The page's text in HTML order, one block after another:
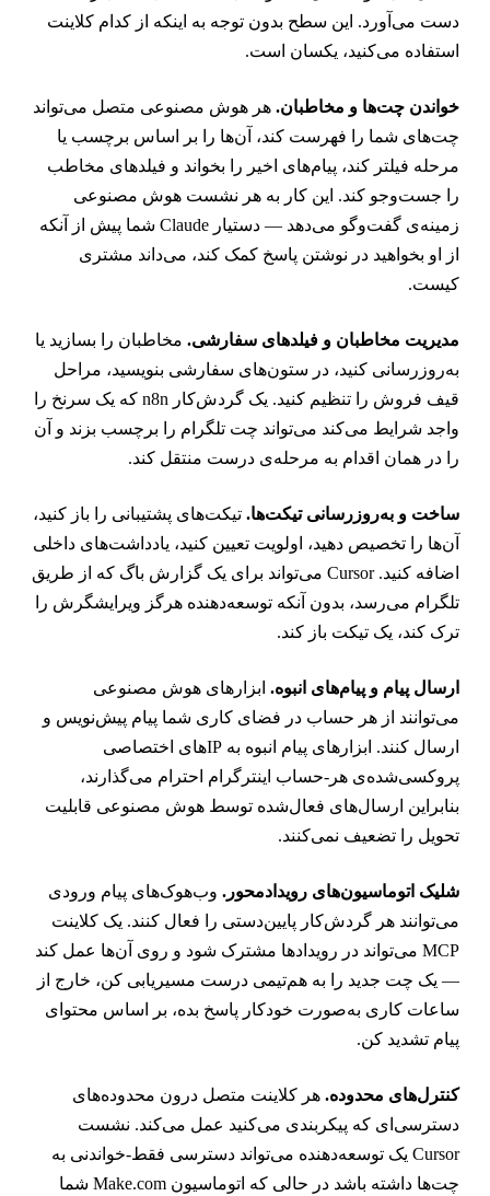
می‌آورد. این سطح بدون توجه به اینکه از کدام کلاینت
می‌کنید، یکسان است.
چت‌ها و مخاطبان.هر هوش مصنوعی متصل می‌تواند
شما را فهرست کند، آن‌ها را بر اساس برچسب یا
فیلتر کند، پیام‌های اخیر را بخواند و فیلدهای مخاطب
جست‌وجو کند. این کار به هر نشست هوش مصنوعی
زمینه‌ی گفت‌وگو می‌دهد — دستیار Claude شما پیش از آنکه
او بخواهید در نوشتن پاسخ کمک کند، می‌داند مشتری
مخاطبان و فیلدهای سفارشی. مخاطبان را بسازید یا
کنید، در ستون‌های سفارشی بنویسید، مراحل
قیف فروش را تنظیم کنید. یک گردش‌کار n8n که یک سرنخ را
شرایط می‌کند می‌تواند چت تلگرام را برچسب بزند و آن
در همان اقدام به مرحله‌ی درست منتقل کند.
و به‌روزرسانی تیکت‌ها.تیکت‌های پشتیبانی را باز کنید،
را تخصیص دهید، اولویت تعیین کنید، یادداشت‌های داخلی
اضافه کنید. Cursor می‌تواند برای یک گزارش باگ که از طریق
می‌رسد، بدون آنکه توسعه‌دهنده هرگز ویرایشگرش را
کند، یک تیکت باز کند.
پیام و پیام‌های انبوه. ابزارهای هوش مصنوعی
از هر حساب در فضای کاری شما پیام پیش‌نویس و
ارسال کنند. ابزارهای پیام انبوه به IPهای اختصاصی
هر-حساب اینترگرام احترام می‌گذارند،
ارسال‌های فعال‌شده توسط هوش مصنوعی قابلیت
را تضعیف نمی‌کنند.
اتوماسیون‌های رویدادمحور.وب‌هوک‌های پیام ورودی
هر گردش‌کار پایین‌دستی را فعال کنند. یک کلاینت
MCP می‌تواند در رویدادها مشترک شود و روی آن‌ها عمل کند
یک چت جدید را به هم‌تیمی درست مسیریابی کن، خارج از
کاری به‌صورت خودکار پاسخ بده، بر اساس محتوای
تشدید کن.
محدوده.هر کلاینت متصل درون محدوده‌های
که پیکربندی می‌کنید عمل می‌کند. نشست
Cursor یک توسعه‌دهنده می‌تواند دسترسی فقط-خواندنی به
چت‌ها داشته باشد در حالی که اتوماسیون Make.com شما